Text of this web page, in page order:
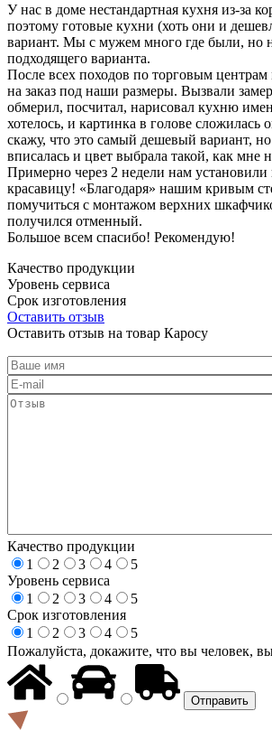
У нас в доме нестандартная кухня из-за
поэтому готовые кухни (хоть они и
вариант. Мы с мужем много где были, но
подходящего варианта.
После всех походов по торговым
на заказ под наши размеры. Вызвали
обмерил, посчитал, нарисовал кухню
хотелось, и картинка в голове сложилась
скажу, что это самый дешевый вариант,
вписалась и цвет выбрала такой, как мне
Примерно через 2 недели нам
красавицу! «Благодаря» нашим кривым
помучиться с монтажом верхних
получился отменный.
Большое всем спасибо! Рекомендую!
Качество продукции
Уровень сервиса
Срок изготовления
Оставить отзыв
Оставить отзыв на товар Каросу
Качество продукции
1
2 3 4
5
Уровень сервиса
1
2 3 4
5
Срок изготовления
1
2 3 4
5
Пожалуйста, докажите, что вы человек,